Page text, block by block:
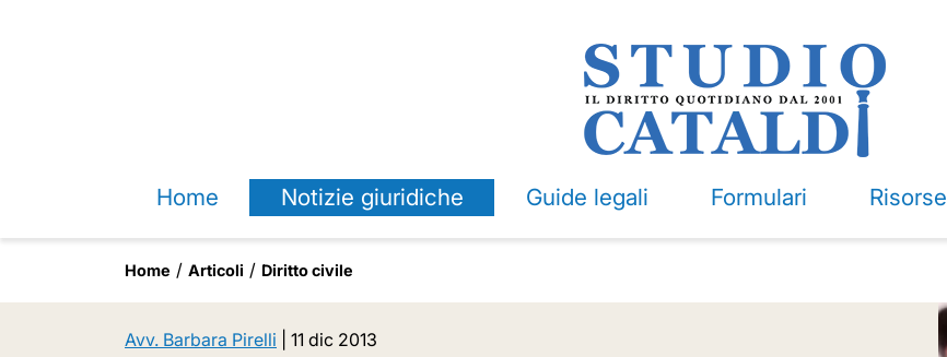
Home Notizie giuridiche Guide legali Formulari Risorse
Home Articoli Diritto civile
Avv. Barbara Pirelli 11 dic 2013